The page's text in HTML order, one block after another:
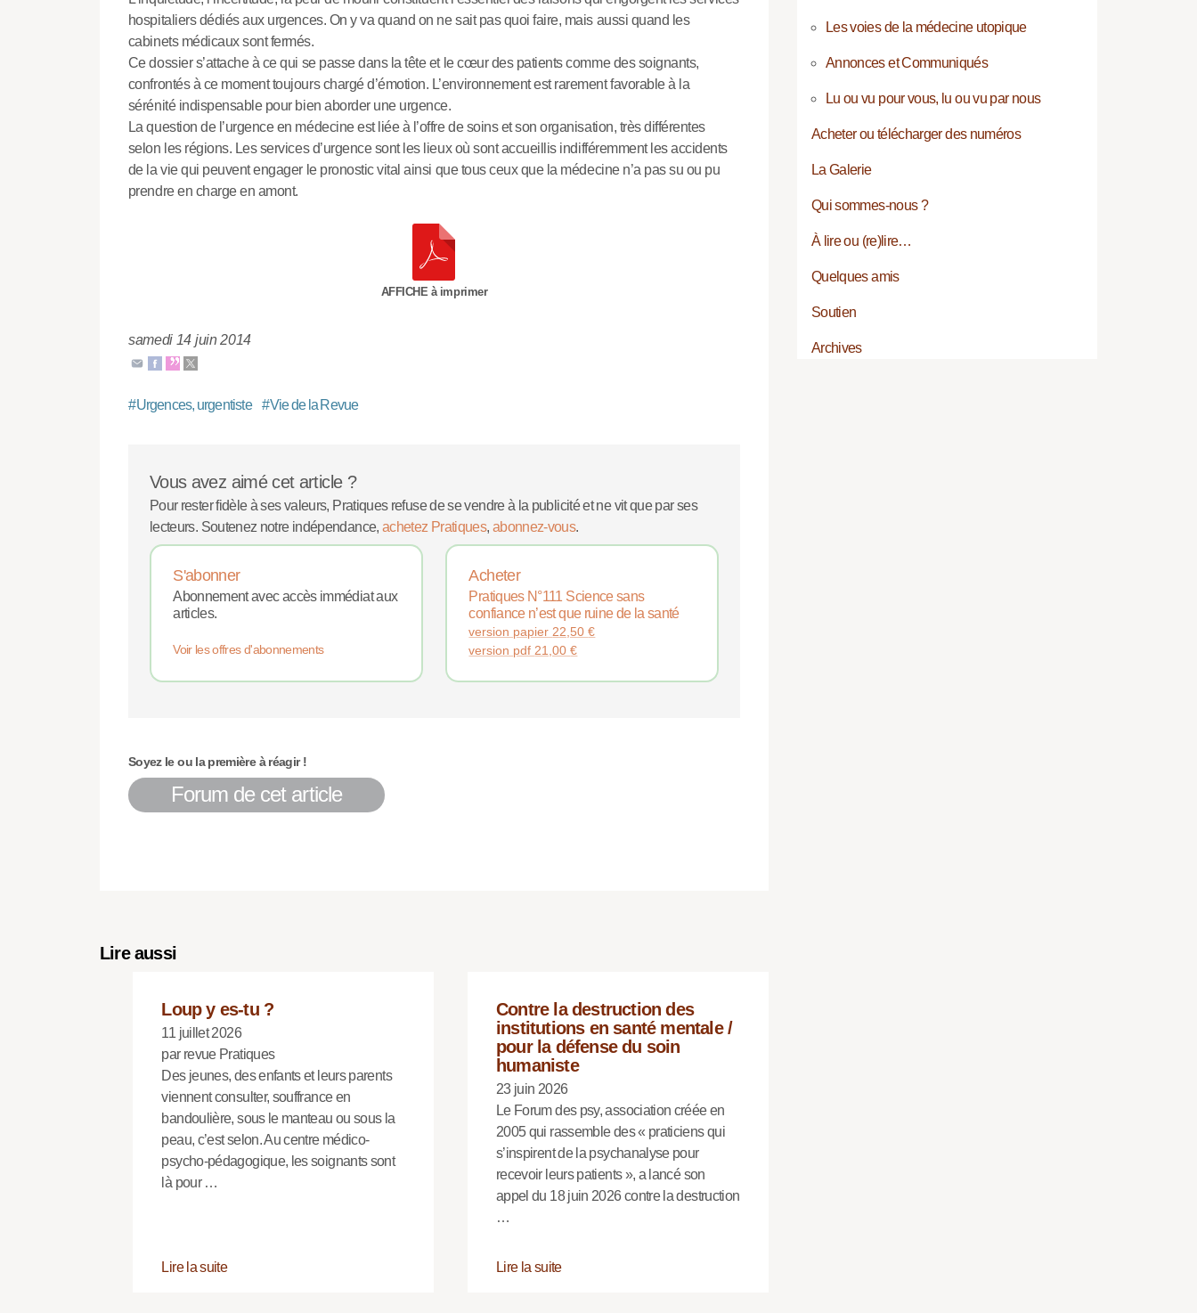
hospitaliers dédiés aux urgences. On y va quand on ne sait pas quoi faire, mais aussi quand les
cabinets médicaux sont fermés.
Ce dossier s’attache à ce qui se passe dans la tête et le cœur des patients comme des soignants,
confrontés à ce moment toujours chargé d’émotion. L’environnement est rarement favorable à la
sérénité indispensable pour bien aborder une urgence.
La question de l’urgence en médecine est liée à l’offre de soins et son organisation, très différentes
selon les régions. Les services d’urgence sont les lieux où sont accueillis indifféremment les accidents
de la vie qui peuvent engager le pronostic vital ainsi que tous ceux que la médecine n’a pas su ou pu
prendre en charge en amont.
AFFICHE à imprimer
samedi 14 juin 2014
#Urgences, urgentiste #Vie de la Revue
Vous avez aimé cet article ?
Pour rester fidèle à ses valeurs, Pratiques refuse de se vendre à la publicité et ne vit que par ses
lecteurs. Soutenez notre indépendance, achetez Pratiques, abonnez-vous.
S'abonner
Abonnement avec accès immédiat aux
articles.
Voir les offres d'abonnements
Acheter
Pratiques N°111 Science sans
confiance n’est que ruine de la santé
version papier 22,50€
version pdf 21,00€
Soyez le ou la première à réagir !
Forum de cet article
Lire aussi
Loup y es-tu ?
11 juillet 2026
par revue Pratiques
Des jeunes, des enfants et leurs parents
viennent consulter, souffrance en
bandoulière, sous le manteau ou sous la
peau, c’est selon. Au centre médico-
psycho-pédagogique, les soignants sont
là pour …
Lire la suite
Contre la destruction des
institutions en santé mentale /
pour la défense du soin
humaniste
23 juin 2026
Le Forum des psy, association créée en
2005 qui rassemble des « praticiens qui
s’inspirent de la psychanalyse pour
recevoir leurs patients », a lancé son
appel du 18 juin 2026 contre la destruction
…
Lire la suite
Les voies de la médecine utopique
Annonces et Communiqués
Lu ou vu pour vous, lu ou vu par nous
Acheter ou télécharger des numéros
La Galerie
Qui sommes-nous ?
À lire ou (re)lire…
Quelques amis
Soutien
Archives